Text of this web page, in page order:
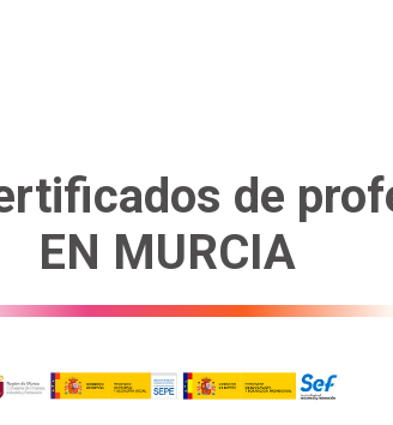
de
EN MURCIA